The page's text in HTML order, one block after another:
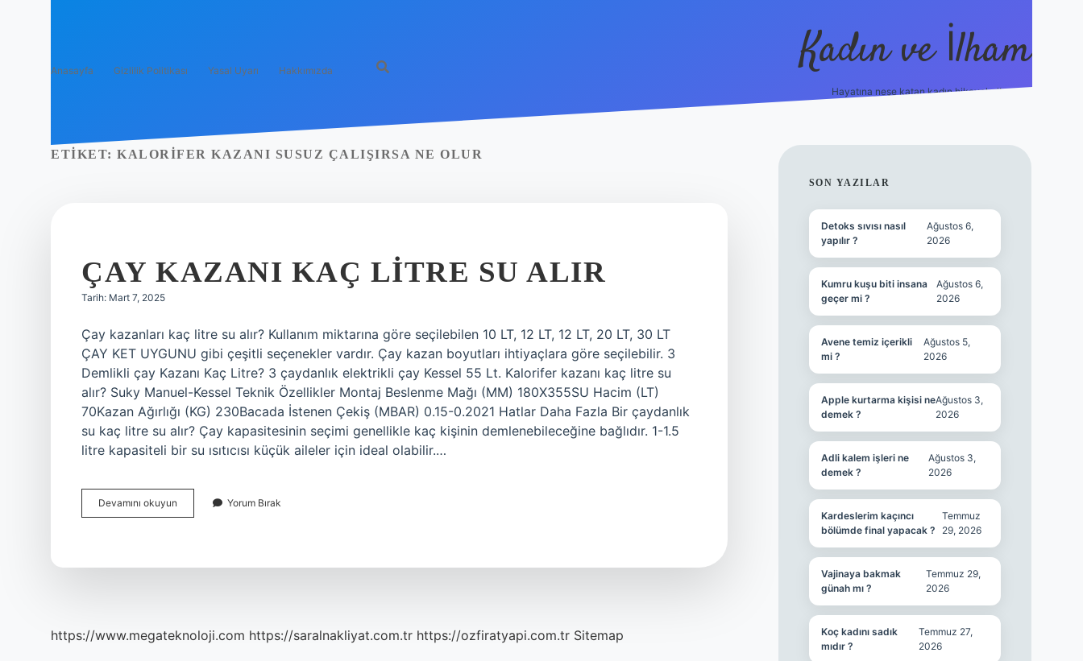
Anasayfa Gizlilik Politikası Yasal Uyarı Hakkımızda Kadın ve İlham
Hayatına neşe katan kadın hikayeleri!
ETIKET: KALORIFER KAZANI SUSUZ ÇALIŞIRSA NE OLUR
ÇAY KAZANI KAÇ LITRE SU ALIR
Tarih: Mart 7, 2025
Çay kazanları kaç litre su alır? Kullanım miktarına göre seçilebilen 10 LT, 12 LT, 12 LT, 20 LT, 30 LT
ÇAY KET UYGUNU gibi çeşitli seçenekler vardır. Çay kazan boyutları ihtiyaçlara göre seçilebilir. 3
Demlikli çay Kazanı Kaç Litre? 3 çaydanlık elektrikli çay Kessel 55 Lt. Kalorifer kazanı kaç litre su
alır? Suky Manuel-Kessel Teknik Özellikler Montaj Beslenme Mağı (MM) 180X355SU Hacim (LT)
70Kazan Ağırlığı (KG) 230Bacada İstenen Çekiş (MBAR) 0.15-0.2021 Hatlar Daha Fazla Bir çaydanlık
su kaç litre su alır? Çay kapasitesinin seçimi genellikle kaç kişinin demlenebileceğine bağlıdır. 1-1.5
litre kapasiteli bir su ısıtıcısı küçük aileler için ideal olabilir.…
Devamını okuyun
Kazanı
Yorum Bırak
https://www.megateknoloji.com https://saralnakliyat.com.tr https://ozfiratyapi.com.tr Sitemap
SIDEBAR
SON YAZILAR
Detoks sıvısı nasıl
yapılır ?
Ağustos 6,
2026
Kumru kuşu biti insana
geçer mi ?
Ağustos 6,
2026
Avene temiz içerikli
mi ?
Ağustos 5,
2026
Apple kurtarma kişisi ne
demek ?
Ağustos 3,
2026
Adli kalem işleri ne
demek ?
Ağustos 3,
2026
Kardeslerim kaçıncı
bölümde final yapacak ?
Temmuz
29, 2026
Vajinaya bakmak
günah mı ?
Temmuz 29,
2026
Koç kadını sadık
mıdır ?
Temmuz 27,
2026
ilbet https://